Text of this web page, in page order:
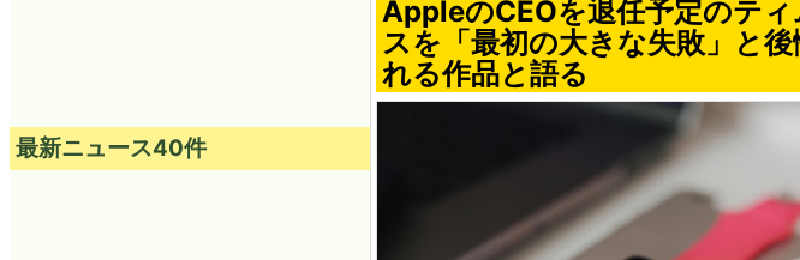
AppleのCEOを退任予定のテ
スを「最初の大きな失敗」と
れる作品と語る
最新ニュース40件